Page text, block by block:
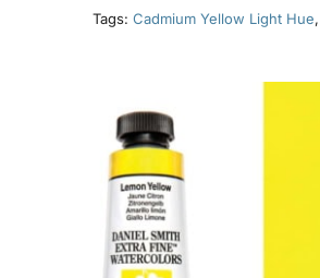
Tags: Cadmium Yellow Light Hue,